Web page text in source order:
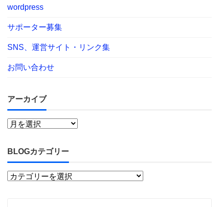
wordpress
サポーター募集
SNS、運営サイト・リンク集
お問い合わせ
アーカイブ
BLOGカテゴリー